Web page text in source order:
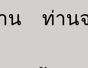
าน ท่าน